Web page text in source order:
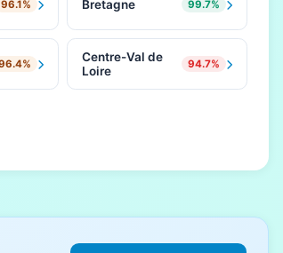
96.1% Bretagne 99.7%
Centre-Val de
Loire
94.7%